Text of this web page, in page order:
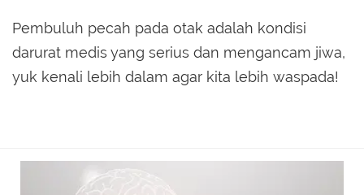
Pembuluh pecah pada otak adalah kondisi
darurat medis yang serius dan mengancam jiwa,
yuk kenali lebih dalam agar kita lebih waspada!